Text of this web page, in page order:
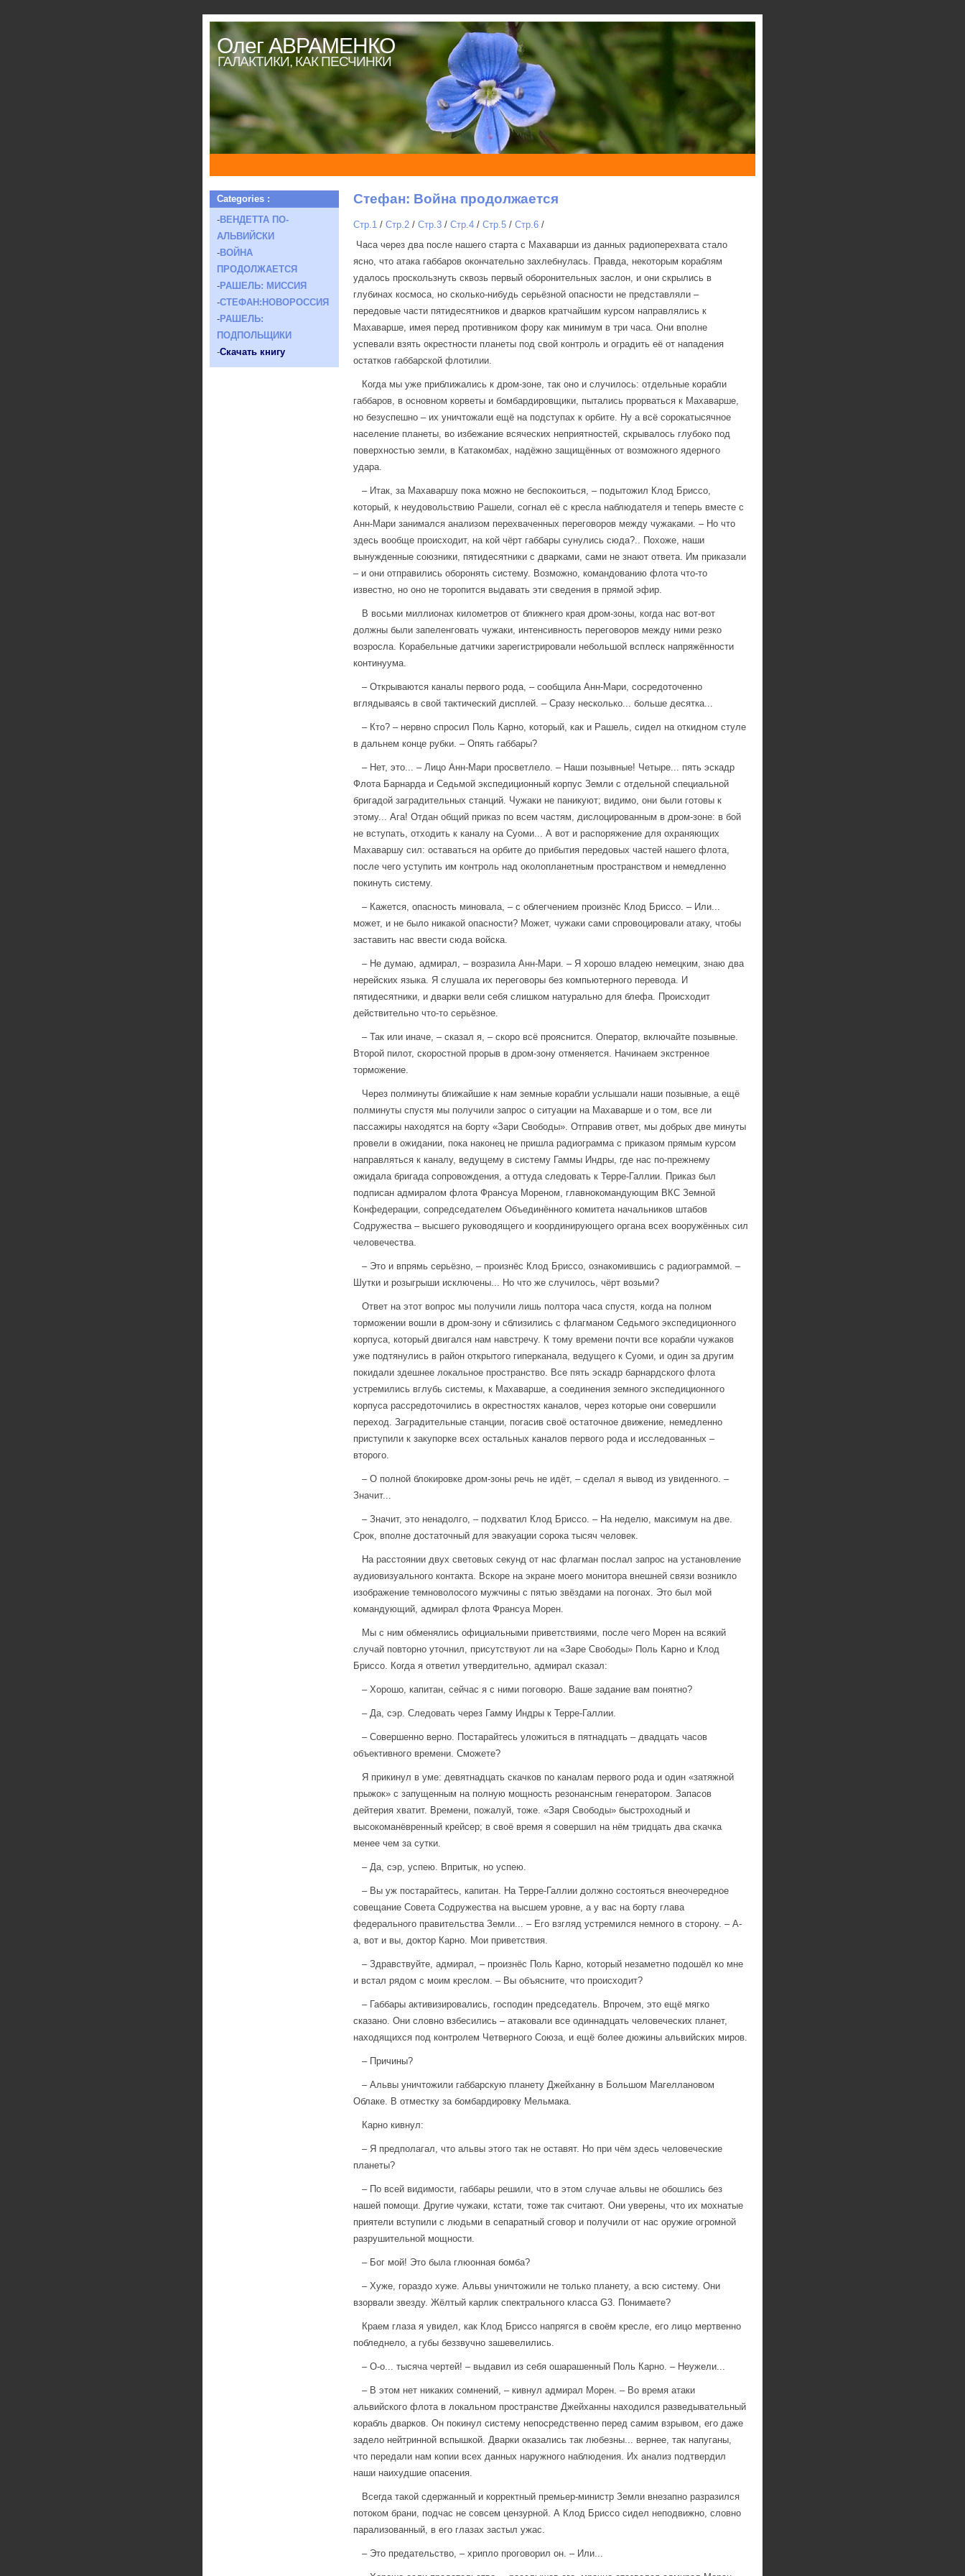
Олег АВРАМЕНКО
ГАЛАКТИКИ, КАК ПЕСЧИНКИ
Стефан: Война продолжается
Стр.1 / Стр.2 / Стр.3 / Стр.4 / Стр.5 / Стр.6 /
Часа через два после нашего старта с Махаварши из данных радиоперехвата стало
ясно, что атака габбаров окончательно захлебнулась. Правда, некоторым кораблям
удалось проскользнуть сквозь первый оборонительных заслон, и они скрылись в
глубинах космоса, но сколько-нибудь серьёзной опасности не представляли –
передовые части пятидесятников и дварков кратчайшим курсом направлялись к
Махаварше, имея перед противником фору как минимум в три часа. Они вполне
успевали взять окрестности планеты под свой контроль и оградить её от нападения
остатков габбарской флотилии.
Когда мы уже приближались к дром-зоне, так оно и случилось: отдельные корабли
габбаров, в основном корветы и бомбардировщики, пытались прорваться к Махаварше,
но безуспешно – их уничтожали ещё на подступах к орбите. Ну а всё сорокатысячное
население планеты, во избежание всяческих неприятностей, скрывалось глубоко под
поверхностью земли, в Катакомбах, надёжно защищённых от возможного ядерного
удара.
– Итак, за Махаваршу пока можно не беспокоиться, – подытожил Клод Бриссо,
который, к неудовольствию Рашели, согнал её с кресла наблюдателя и теперь вместе с
Анн-Мари занимался анализом перехваченных переговоров между чужаками. – Но что
здесь вообще происходит, на кой чёрт габбары сунулись сюда?.. Похоже, наши
вынужденные союзники, пятидесятники с дварками, сами не знают ответа. Им приказали
– и они отправились оборонять систему. Возможно, командованию флота что-то
известно, но оно не торопится выдавать эти сведения в прямой эфир.
В восьми миллионах километров от ближнего края дром-зоны, когда нас вот-вот
должны были запеленговать чужаки, интенсивность переговоров между ними резко
возросла. Корабельные датчики зарегистрировали небольшой всплеск напряжённости
континуума.
– Открываются каналы первого рода, – сообщила Анн-Мари, сосредоточенно
вглядываясь в свой тактический дисплей. – Сразу несколько... больше десятка...
– Кто? – нервно спросил Поль Карно, который, как и Рашель, сидел на откидном стуле
в дальнем конце рубки. – Опять габбары?
– Нет, это... – Лицо Анн-Мари просветлело. – Наши позывные! Четыре... пять эскадр
Флота Барнарда и Седьмой экспедиционный корпус Земли с отдельной специальной
бригадой заградительных станций. Чужаки не паникуют; видимо, они были готовы к
этому... Ага! Отдан общий приказ по всем частям, дислоцированным в дром-зоне: в бой
не вступать, отходить к каналу на Суоми... А вот и распоряжение для охраняющих
Махаваршу сил: оставаться на орбите до прибытия передовых частей нашего флота,
после чего уступить им контроль над околопланетным пространством и немедленно
покинуть систему.
– Кажется, опасность миновала, – с облегчением произнёс Клод Бриссо. – Или...
может, и не было никакой опасности? Может, чужаки сами спровоцировали атаку, чтобы
заставить нас ввести сюда войска.
– Не думаю, адмирал, – возразила Анн-Мари. – Я хорошо владею немецким, знаю два
нерейских языка. Я слушала их переговоры без компьютерного перевода. И
пятидесятники, и дварки вели себя слишком натурально для блефа. Происходит
действительно что-то серьёзное.
– Так или иначе, – сказал я, – скоро всё прояснится. Оператор, включайте позывные.
Второй пилот, скоростной прорыв в дром-зону отменяется. Начинаем экстренное
торможение.
Через полминуты ближайшие к нам земные корабли услышали наши позывные, а ещё
полминуты спустя мы получили запрос о ситуации на Махаварше и о том, все ли
пассажиры находятся на борту «Зари Свободы». Отправив ответ, мы добрых две минуты
провели в ожидании, пока наконец не пришла радиограмма с приказом прямым курсом
направляться к каналу, ведущему в систему Гаммы Индры, где нас по-прежнему
ожидала бригада сопровождения, а оттуда следовать к Терре-Галлии. Приказ был
подписан адмиралом флота Франсуа Мореном, главнокомандующим ВКС Земной
Конфедерации, сопредседателем Объединённого комитета начальников штабов
Содружества – высшего руководящего и координирующего органа всех вооружённых сил
человечества.
– Это и впрямь серьёзно, – произнёс Клод Бриссо, ознакомившись с радиограммой. –
Шутки и розыгрыши исключены... Но что же случилось, чёрт возьми?
Ответ на этот вопрос мы получили лишь полтора часа спустя, когда на полном
торможении вошли в дром-зону и сблизились с флагманом Седьмого экспедиционного
корпуса, который двигался нам навстречу. К тому времени почти все корабли чужаков
уже подтянулись в район открытого гиперканала, ведущего к Суоми, и один за другим
покидали здешнее локальное пространство. Все пять эскадр барнардского флота
устремились вглубь системы, к Махаварше, а соединения земного экспедиционного
корпуса рассредоточились в окрестностях каналов, через которые они совершили
переход. Заградительные станции, погасив своё остаточное движение, немедленно
приступили к закупорке всех остальных каналов первого рода и исследованных –
второго.
– О полной блокировке дром-зоны речь не идёт, – сделал я вывод из увиденного. –
Значит...
– Значит, это ненадолго, – подхватил Клод Бриссо. – На неделю, максимум на две.
Срок, вполне достаточный для эвакуации сорока тысяч человек.
На расстоянии двух световых секунд от нас флагман послал запрос на установление
аудиовизуального контакта. Вскоре на экране моего монитора внешней связи возникло
изображение темноволосого мужчины с пятью звёздами на погонах. Это был мой
командующий, адмирал флота Франсуа Морен.
Мы с ним обменялись официальными приветствиями, после чего Морен на всякий
случай повторно уточнил, присутствуют ли на «Заре Свободы» Поль Карно и Клод
Бриссо. Когда я ответил утвердительно, адмирал сказал:
– Хорошо, капитан, сейчас я с ними поговорю. Ваше задание вам понятно?
– Да, сэр. Следовать через Гамму Индры к Терре-Галлии.
– Совершенно верно. Постарайтесь уложиться в пятнадцать – двадцать часов
объективного времени. Сможете?
Я прикинул в уме: девятнадцать скачков по каналам первого рода и один «затяжной
прыжок» с запущенным на полную мощность резонансным генератором. Запасов
дейтерия хватит. Времени, пожалуй, тоже. «Заря Свободы» быстроходный и
высокоманёвренный крейсер; в своё время я совершил на нём тридцать два скачка
менее чем за сутки.
– Да, сэр, успею. Впритык, но успею.
– Вы уж постарайтесь, капитан. На Терре-Галлии должно состояться внеочередное
совещание Совета Содружества на высшем уровне, а у вас на борту глава
федерального правительства Земли... – Его взгляд устремился немного в сторону. – А-
а, вот и вы, доктор Карно. Мои приветствия.
– Здравствуйте, адмирал, – произнёс Поль Карно, который незаметно подошёл ко мне
и встал рядом с моим креслом. – Вы объясните, что происходит?
– Габбары активизировались, господин председатель. Впрочем, это ещё мягко
сказано. Они словно взбесились – атаковали все одиннадцать человеческих планет,
находящихся под контролем Четверного Союза, и ещё более дюжины альвийских миров.
– Причины?
– Альвы уничтожили габбарскую планету Джейханну в Большом Магеллановом
Облаке. В отместку за бомбардировку Мельмака.
Карно кивнул:
– Я предполагал, что альвы этого так не оставят. Но при чём здесь человеческие
планеты?
– По всей видимости, габбары решили, что в этом случае альвы не обошлись без
нашей помощи. Другие чужаки, кстати, тоже так считают. Они уверены, что их мохнатые
приятели вступили с людьми в сепаратный сговор и получили от нас оружие огромной
разрушительной мощности.
– Бог мой! Это была глюонная бомба?
– Хуже, гораздо хуже. Альвы уничтожили не только планету, а всю систему. Они
взорвали звезду. Жёлтый карлик спектрального класса G3. Понимаете?
Краем глаза я увидел, как Клод Бриссо напрягся в своём кресле, его лицо мертвенно
побледнело, а губы беззвучно зашевелились.
– О-о... тысяча чертей! – выдавил из себя ошарашенный Поль Карно. – Неужели...
– В этом нет никаких сомнений, – кивнул адмирал Морен. – Во время атаки
альвийского флота в локальном пространстве Джейханны находился разведывательный
корабль дварков. Он покинул систему непосредственно перед самим взрывом, его даже
задело нейтринной вспышкой. Дварки оказались так любезны... вернее, так напуганы,
что передали нам копии всех данных наружного наблюдения. Их анализ подтвердил
наши наихудшие опасения.
Всегда такой сдержанный и корректный премьер-министр Земли внезапно разразился
потоком брани, подчас не совсем цензурной. А Клод Бриссо сидел неподвижно, словно
парализованный, в его глазах застыл ужас.
– Это предательство, – хрипло проговорил он. – Или...
Categories :
-ВЕНДЕТТА ПО-
АЛЬВИЙСКИ
-ВОЙНА
ПРОДОЛЖАЕТСЯ
-РАШЕЛЬ: МИССИЯ
-СТЕФАН:НОВОРОССИЯ
-РАШЕЛЬ:
ПОДПОЛЬЩИКИ
-Скачать книгу